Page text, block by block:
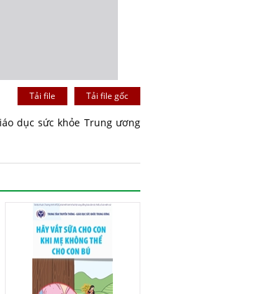
Tải file gốc
Tải file
dục sức khỏe Trung ương